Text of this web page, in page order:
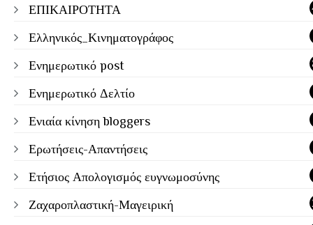
ΕΠΙΚΑΙΡΟΤΗΤΑ
Ελληνικός_Κινηματογράφος
Ενημερωτικό post
Ενημερωτικό Δελτίο
Ενιαία κίνηση bloggers
Ερωτήσεις-Απαντήσεις
Ετήσιος Απολογισμός ευγνωμοσύνης
Ζαχαροπλαστική-Μαγειρική